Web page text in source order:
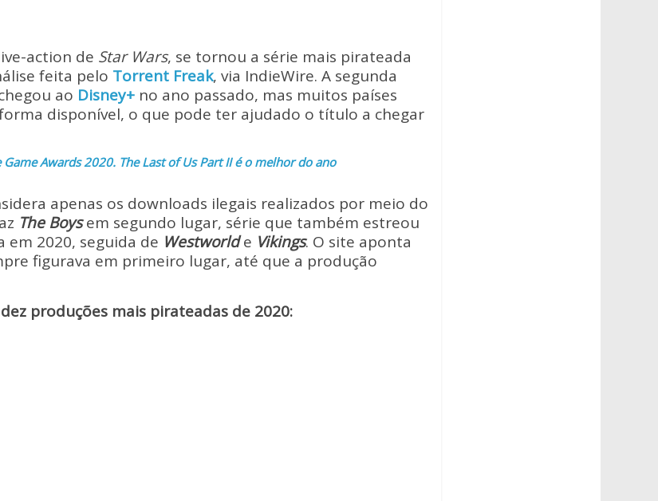
action de Star Wars, se tornou a série mais pirateada
feita pelo Torrent Freak, via IndieWire. A segunda
ao Disney+ no ano passado, mas muitos países
disponível, o que pode ter ajudado o título a chegar
Awards 2020. The Last of Us Part II é o melhor do ano
apenas os downloads ilegais realizados por meio do
The Boys em segundo lugar, série que também estreou
em 2020, seguida de Westworld e Vikings. O site aponta
figurava em primeiro lugar, até que a produção
produções mais pirateadas de 2020: